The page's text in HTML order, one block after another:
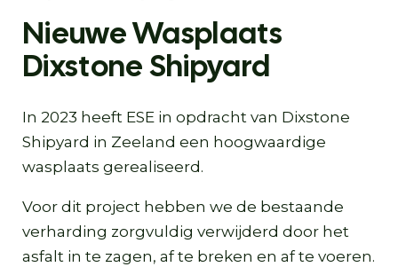
Nieuwe Wasplaats
Dixstone Shipyard
In 2023 heeft ESE in opdracht van Dixstone
Shipyard in Zeeland een hoogwaardige
wasplaats gerealiseerd.
Voor dit project hebben we de bestaande
verharding zorgvuldig verwijderd door het
asfalt in te zagen, af te breken en af te voeren.